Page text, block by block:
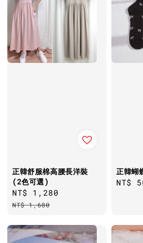
正韓舒服棉高腰長洋裝
(2色可選)
Sale
price
NT$ 1,280
NT$ 1,680
正韓蝴
NT$